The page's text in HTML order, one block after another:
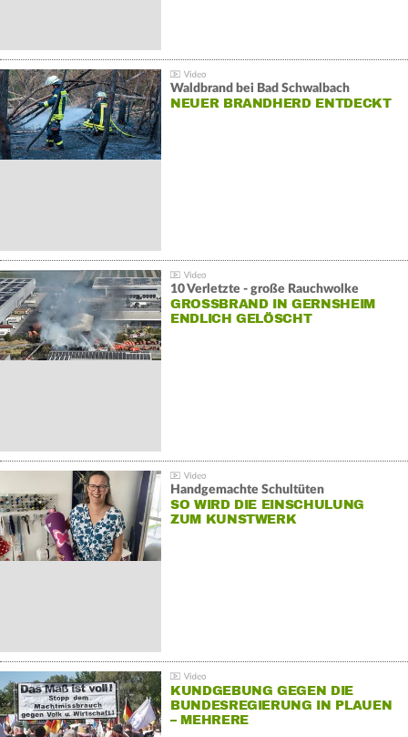
Waldbrand bei Bad Schwalbach
NEUER BRANDHERD ENTDECKT
10 Verletzte - große Rauchwolke
GROSSBRAND IN GERNSHEIM E
NDLICH GELÖSCHT
Handgemachte Schultüten
SO WIRD DIE EINSCHULUNG
ZUM KUNSTWERK
KUNDGEBUNG GEGEN DIE
BUNDESREGIERUNG IN PLAUEN
– MEHRERE